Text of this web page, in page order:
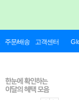
주문/배송 고객센터